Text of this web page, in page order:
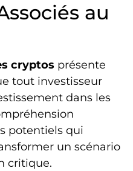
au
cryptos présente
tout investisseur
dans les
potentiels qui
un scénario
critique.